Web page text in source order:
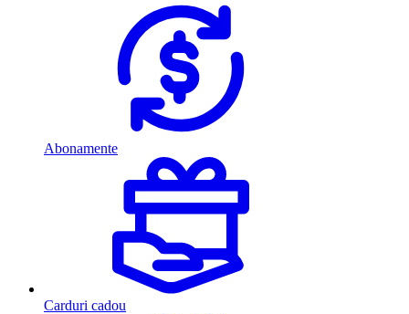
Abonamente
Carduri cadou